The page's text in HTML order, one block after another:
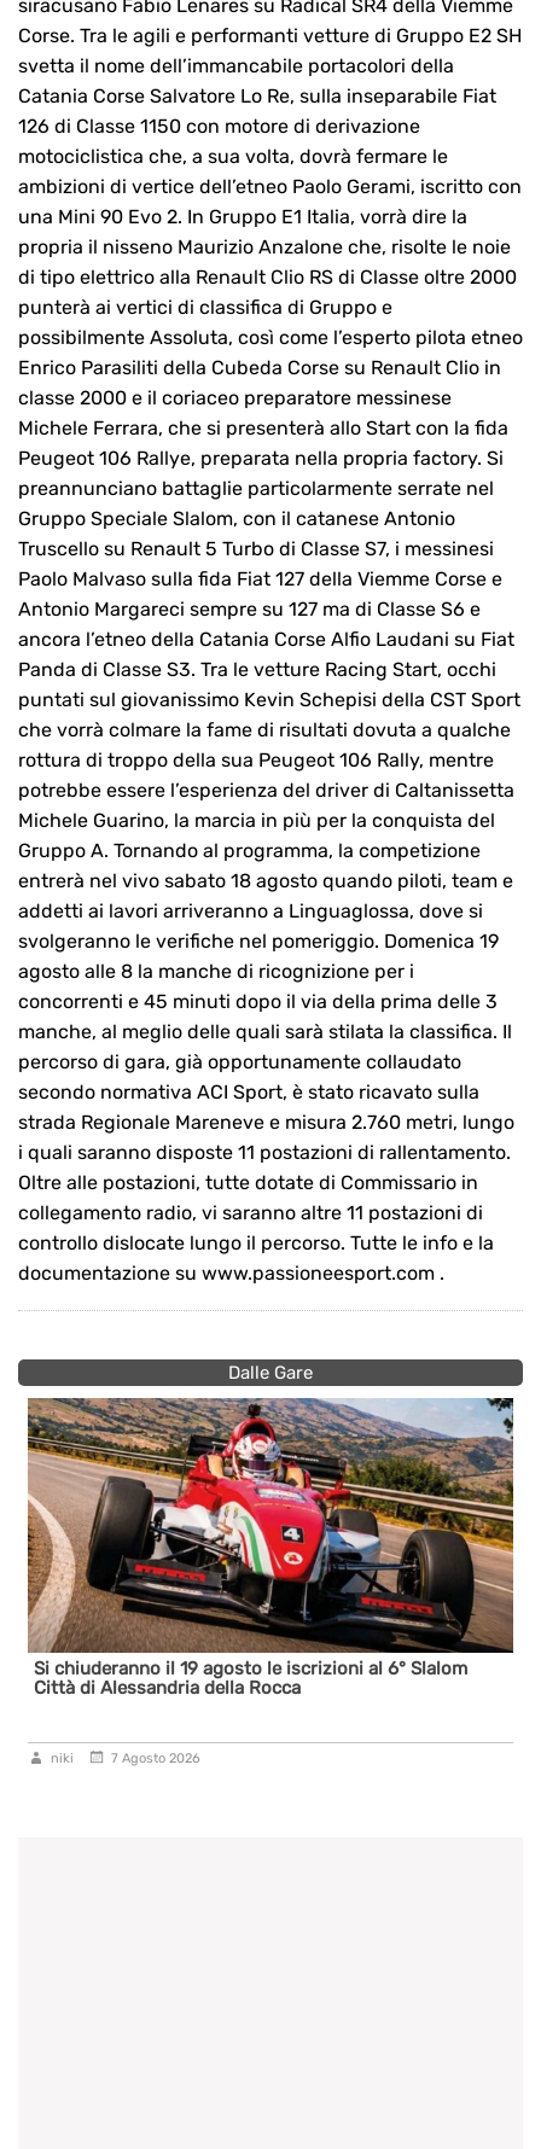
siracusano Fabio Lenares su Radical SR4 della Viemme
Corse. Tra le agili e performanti vetture di Gruppo E2 SH
svetta il nome dell’immancabile portacolori della
Catania Corse Salvatore Lo Re, sulla inseparabile Fiat
126 di Classe 1150 con motore di derivazione
motociclistica che, a sua volta, dovrà fermare le
ambizioni di vertice dell’etneo Paolo Gerami, iscritto con
una Mini 90 Evo 2. In Gruppo E1 Italia, vorrà dire la
propria il nisseno Maurizio Anzalone che, risolte le noie
di tipo elettrico alla Renault Clio RS di Classe oltre 2000
punterà ai vertici di classifica di Gruppo e
possibilmente Assoluta, così come l’esperto pilota etneo
Enrico Parasiliti della Cubeda Corse su Renault Clio in
classe 2000 e il coriaceo preparatore messinese
Michele Ferrara, che si presenterà allo Start con la fida
Peugeot 106 Rallye, preparata nella propria factory. Si
preannunciano battaglie particolarmente serrate nel
Gruppo Speciale Slalom, con il catanese Antonio
Truscello su Renault 5 Turbo di Classe S7, i messinesi
Paolo Malvaso sulla fida Fiat 127 della Viemme Corse e
Antonio Margareci sempre su 127 ma di Classe S6 e
ancora l’etneo della Catania Corse Alfio Laudani su Fiat
Panda di Classe S3. Tra le vetture Racing Start, occhi
puntati sul giovanissimo Kevin Schepisi della CST Sport
che vorrà colmare la fame di risultati dovuta a qualche
rottura di troppo della sua Peugeot 106 Rally, mentre
potrebbe essere l’esperienza del driver di Caltanissetta
Michele Guarino, la marcia in più per la conquista del
Gruppo A. Tornando al programma, la competizione
entrerà nel vivo sabato 18 agosto quando piloti, team e
addetti ai lavori arriveranno a Linguaglossa, dove si
svolgeranno le verifiche nel pomeriggio. Domenica 19
agosto alle 8 la manche di ricognizione per i
concorrenti e 45 minuti dopo il via della prima delle 3
manche, al meglio delle quali sarà stilata la classifica. Il
percorso di gara, già opportunamente collaudato
secondo normativa ACI Sport, è stato ricavato sulla
strada Regionale Mareneve e misura 2.760 metri, lungo
i quali saranno disposte 11 postazioni di rallentamento.
Oltre alle postazioni, tutte dotate di Commissario in
collegamento radio, vi saranno altre 11 postazioni di
controllo dislocate lungo il percorso. Tutte le info e la
documentazione su www.passioneesport.com .
Dalle Gare
Si chiuderanno il 19 agosto le iscrizioni al 6° Slalom
Città di Alessandria della Rocca
niki 7 Agosto 2026